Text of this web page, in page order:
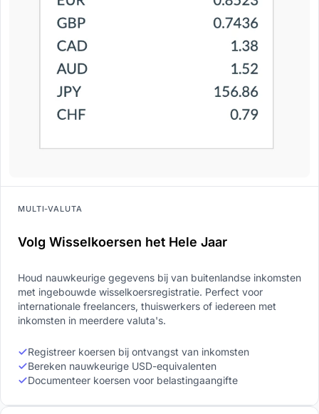
MULTI-VALUTA
Volg Wisselkoersen het Hele Jaar
Houd nauwkeurige gegevens bij van buitenlandse inkomsten
met ingebouwde wisselkoersregistratie. Perfect voor
internationale freelancers, thuiswerkers of iedereen met
inkomsten in meerdere valuta's.
Registreer koersen bij ontvangst van inkomsten
Bereken nauwkeurige USD-equivalenten
Documenteer koersen voor belastingaangifte